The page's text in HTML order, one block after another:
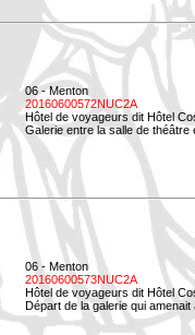
06 - Menton
20160600572NUC2A
Hôtel de voyageurs dit Hôtel
Galerie entre la salle de théâtre
06 - Menton
20160600573NUC2A
Hôtel de voyageurs dit Hôtel
Départ de la galerie qui